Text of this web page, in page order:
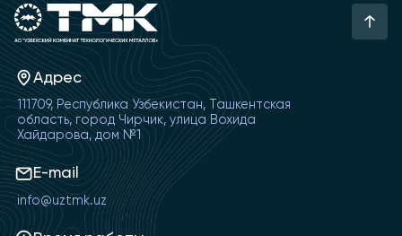
Адрес
111709, Республика Узбекистан, Ташкентская
область, город Чирчик, улица Вохида
Хайдарова, дом №1
E-mail
info@uztmk.uz